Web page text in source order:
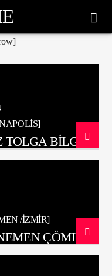
TOLGA BİLGİN
/İZMİR]
ÇÖMLEK